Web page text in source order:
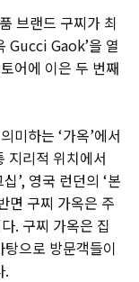
브랜드 구찌가 최
Gucci Gaok’을 열
어에 이은 두 번째
미하는 ‘가옥’에서
지리적 위치에서
’, 영국 런던의 ‘본
면 구찌 가옥은 주
. 구찌 가옥은 집
으로 방문객들이
.